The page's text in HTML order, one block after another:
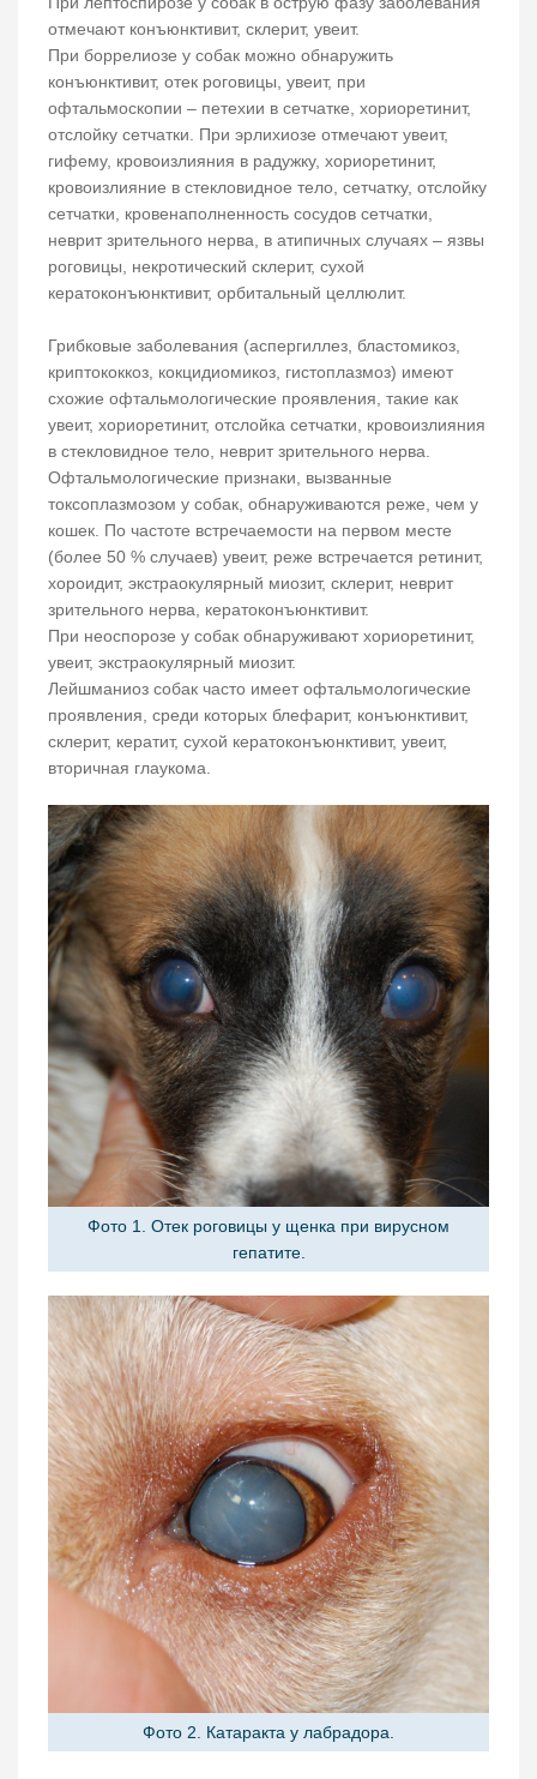
отмечают конъюнктивит, склерит, увеит.
При боррелиозе у собак можно обнаружить
конъюнктивит, отек роговицы, увеит, при
офтальмоскопии – петехии в сетчатке, хориоретинит,
отслойку сетчатки. При эрлихиозе отмечают увеит,
гифему, кровоизлияния в радужку, хориоретинит,
кровоизлияние в стекловидное тело, сетчатку, отслойку
сетчатки, кровенаполненность сосудов сетчатки,
неврит зрительного нерва, в атипичных случаях – язвы
роговицы, некротический склерит, сухой
кератоконъюнктивит, орбитальный целлюлит.
Грибковые заболевания (аспергиллез, бластомикоз,
криптококкоз, кокцидиомикоз, гистоплазмоз) имеют
схожие офтальмологические проявления, такие как
увеит, хориоретинит, отслойка сетчатки, кровоизлияния
в стекловидное тело, неврит зрительного нерва.
Офтальмологические признаки, вызванные
токсоплазмозом у собак, обнаруживаются реже, чем у
кошек. По частоте встречаемости на первом месте
(более 50 % случаев) увеит, реже встречается ретинит,
хороидит, экстраокулярный миозит, склерит, неврит
зрительного нерва, кератоконъюнктивит.
При неоспорозе у собак обнаруживают хориоретинит,
увеит, экстраокулярный миозит.
Лейшманиоз собак часто имеет офтальмологические
проявления, среди которых блефарит, конъюнктивит,
склерит, кератит, сухой кератоконъюнктивит, увеит,
вторичная глаукома.
Фото 1. Отек роговицы у щенка при вирусном
гепатите.
Фото 2. Катаракта у лабрадора.